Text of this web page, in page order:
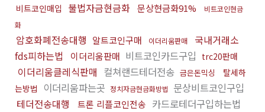
비트코인매입 불법자금현금화 문상현금화91%
비트코인현금
화
암호화폐전송대행 알트코인구매 이더리움판매
국내거래소
fds피하는법
이더리움판매 비트코인카드구입 trc20판매
이더리움클레식판매 컬쳐랜드테더전송 금은돈믹싱
탈세하
는방법
이더리움파는곳 정치자금현금화방법
문상비트코인구입
테더전송대행
트론 리플코인전송 카드로테더구입하는법